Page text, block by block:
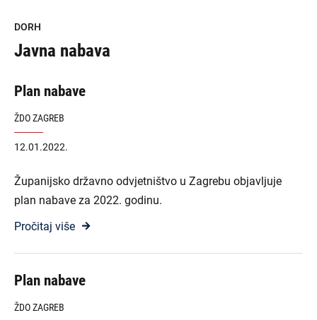
DORH
Javna nabava
Plan nabave
ŽDO ZAGREB
12.01.2022.
Županijsko državno odvjetništvo u Zagrebu objavljuje
plan nabave za 2022. godinu.
Pročitaj više
Plan nabave
ŽDO ZAGREB